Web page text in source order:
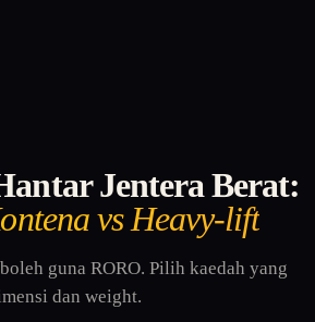
Jentera Berat:
vs Heavy-lift
guna RORO. Pilih kaedah yang
dan weight.